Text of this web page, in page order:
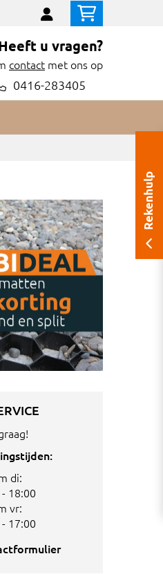
u vragen?
contact met ons op
0416-283405
di:
18:00
vr:
17:00
Rekenhulp